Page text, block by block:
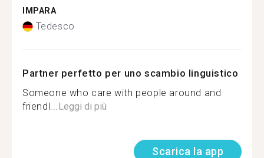
IMPARA
Tedesco
Partner perfetto per uno scambio linguistico
Someone who care with people around and
friendl...Leggi di più
Scarica la app